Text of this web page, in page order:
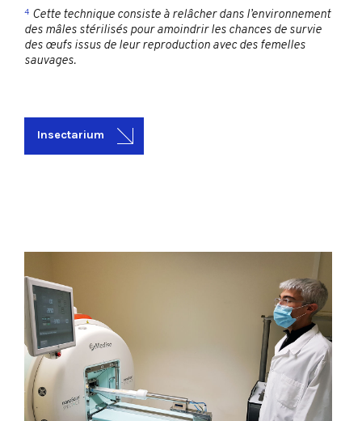
4 Cette technique consiste à relâcher dans l’environnement
des mâles stérilisés pour amoindrir les chances de survie
des œufs issus de leur reproduction avec des femelles
sauvages.
Insectarium